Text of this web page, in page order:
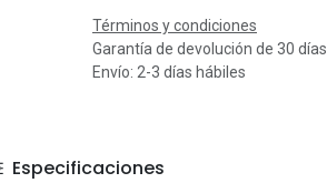
Términos y condiciones
Garantía de devolución de 30 días
Envío: 2-3 días hábiles
Especificaciones